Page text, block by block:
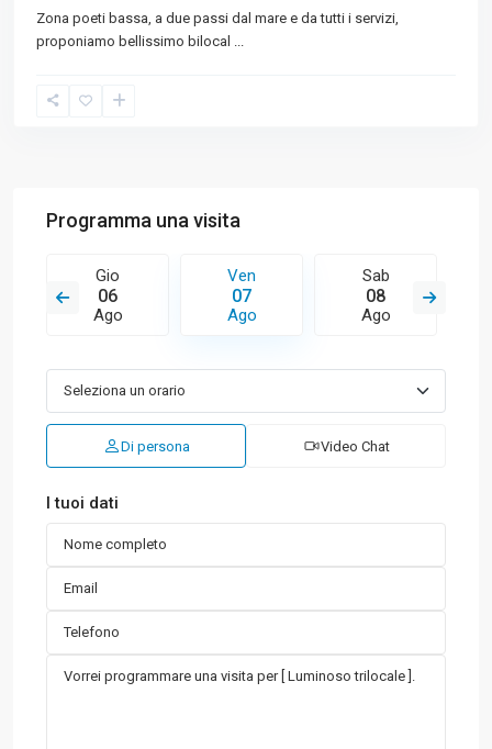
Zona poeti bassa, a due passi dal mare e da tutti i servizi,
proponiamo bellissimo bilocal ...
Gio
06
Ago
Ven
07
Ago
Sab
08
Ago
Di persona Video Chat
I tuoi dati